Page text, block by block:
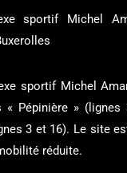
sportif Michel
sportif Michel
« Pépinière »
3 et 16). Le site
réduite.